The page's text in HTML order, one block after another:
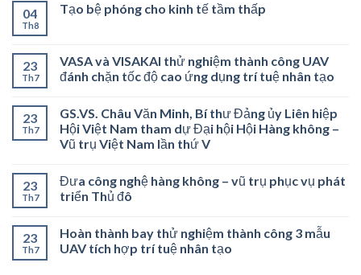
04
Th8
Tạo bệ phóng cho kinh tế tầm thấp
23
Th7
VASA và VISAKAI thử nghiệm thành công UAV
đánh chặn tốc độ cao ứng dụng trí tuệ nhân tạo
23
Th7
GS.VS. Châu Văn Minh, Bí thư Đảng ủy Liên hiệp
Hội Việt Nam tham dự Đại hội Hội Hàng không –
Vũ trụ Việt Nam lần thứ V
23
Th7
Đưa công nghệ hàng không – vũ trụ phục vụ phát
triển Thủ đô
23
Th7
Hoàn thành bay thử nghiệm thành công 3 mẫu
UAV tích hợp trí tuệ nhân tạo